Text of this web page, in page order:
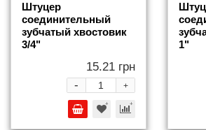
Штуцер
соединительный
зубчатый хвостовик
3/4"
15.21 грн
+
-
1"